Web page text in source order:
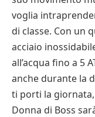
voglia
di classe. Con un
acciaio
all’acqua fino a 5
anche durante la
ti porti la giornata,
Donna di Boss